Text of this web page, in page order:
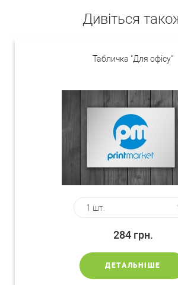
Дивіться
Табличка "Для офісу"
284 грн.
ДЕТАЛЬНІШЕ